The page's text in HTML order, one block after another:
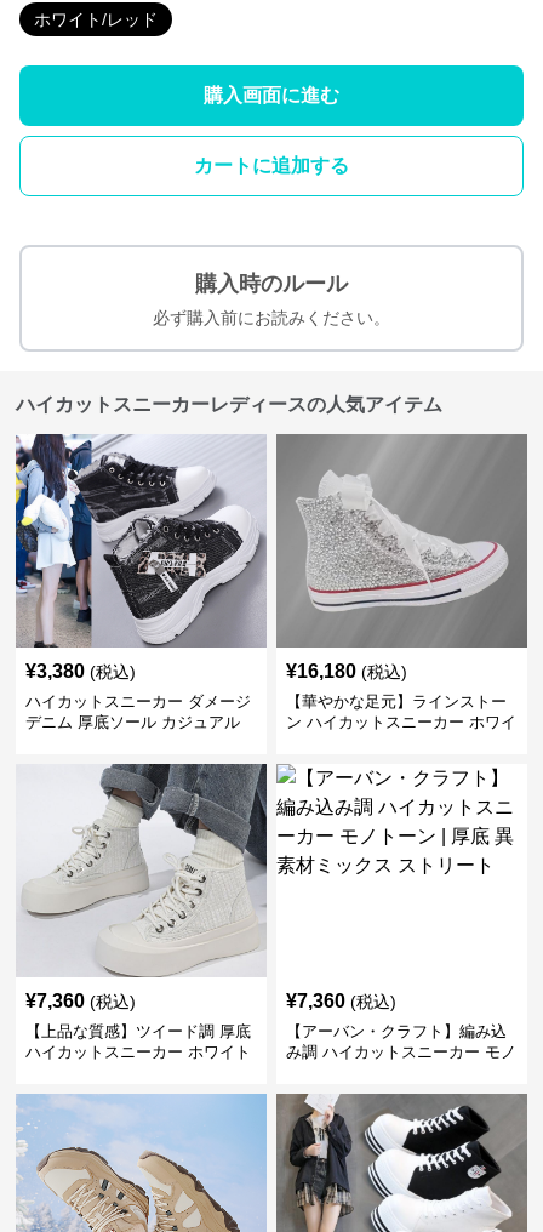
ホワイト/レッド
購入画面に進む
カートに追加する
購入時のルール
必ず購入前にお読みください。
ハイカットスニーカーレディースの人気アイテム
¥3,380 (税込)
ハイカットスニーカー ダメージ
デニム 厚底ソール カジュアル
かわいい 学校 日常使い 履きや
¥16,180 (税込)
【華やかな足元】ラインストー
ン ハイカットスニーカー ホワイ
ボン
¥7,360 (税込)
【上品な質感】ツイード調 厚底
ハイカットスニーカー ホワイト
ビ クラシック
¥7,360 (税込)
【アーバン・クラフト】編み込
み調 ハイカットスニーカー モノ
トリート